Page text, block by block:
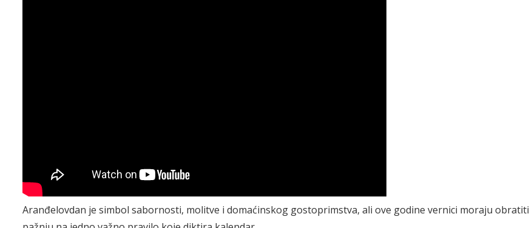
Aranđelovdan je simbol sabornosti, molitve i domaćinskog gostoprimstva, ali ove godine vernici moraju obratiti